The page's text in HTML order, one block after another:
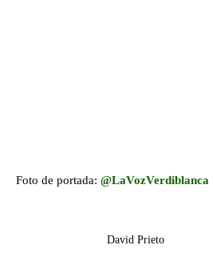
Foto de portada: @LaVozVerdiblanca
David Prieto